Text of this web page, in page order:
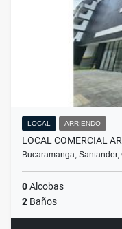
LOCAL ARRIENDO
LOCAL COMERCIAL
Bucaramanga,
0Alcobas
2 Baños